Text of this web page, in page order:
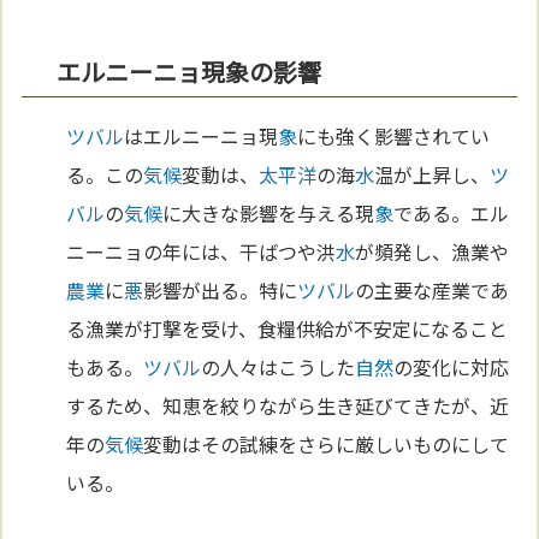
エルニーニョ現象の影響
ツバルはエルニーニョ現象にも強く影響されてい
る。この気候変動は、 太平洋の海水温が上昇し、 ツ
バルの気候に大きな影響を与える現象である。エル
ニーニョの年には、干ばつや洪水が頻発し、漁業や
農業に悪影響が出る。特にツバルの主要な産業であ
る漁業が打撃を受け、食糧供給が不安定になること
もある。 ツバルの人々はこうした自然の変化に対応
するため、知恵を絞りながら生き延びてきたが、近
年の気候変動はその試練をさらに厳しいものにして
いる。